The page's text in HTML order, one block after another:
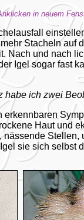
in neuem
Stacheln auf
Nach und nach
Igel sogar fast
ich zwei
erkennbaren
Haut und
sie sich selbst